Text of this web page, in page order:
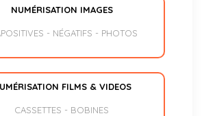
NUMÉRISATION IMAGES
- NÉGATIFS - PHOTOS
FILMS & VIDEOS
CASSETTES - BOBINES